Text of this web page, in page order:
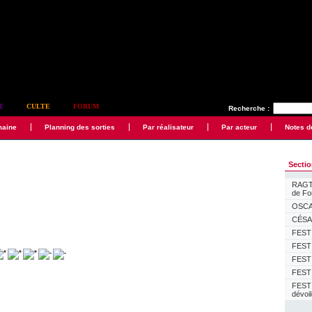
Recherche :
CULTE FORUM
Planning des sorties Par réalisateur Par acteur Notes
de